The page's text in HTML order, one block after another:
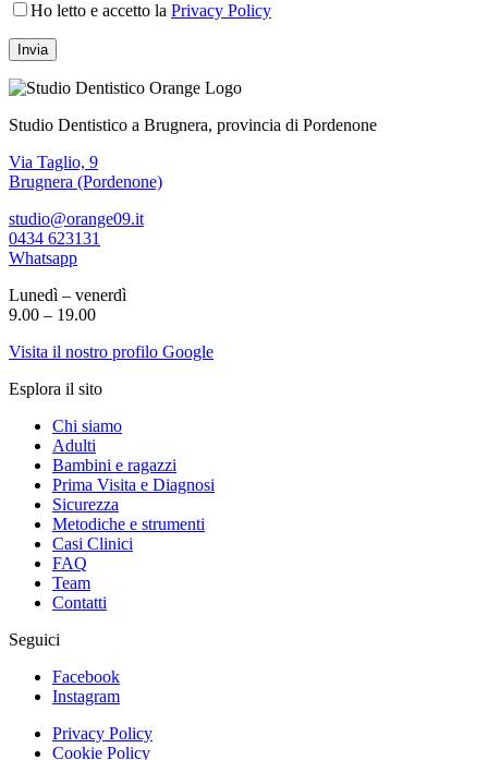
Ho letto e accetto la Privacy Policy
Studio Dentistico a Brugnera, provincia di Pordenone
Via Taglio, 9
Brugnera (Pordenone)
studio@orange09.it
0434 623131
Whatsapp
Lunedì – venerdì
9.00 – 19.00
Visita il nostro profilo Google
Esplora il sito
Chi siamo
Adulti
Bambini e ragazzi
Prima Visita e Diagnosi
Sicurezza
Metodiche e strumenti
Casi Clinici
FAQ
Team
Contatti
Seguici
Facebook
Instagram
Privacy Policy
Cookie Policy